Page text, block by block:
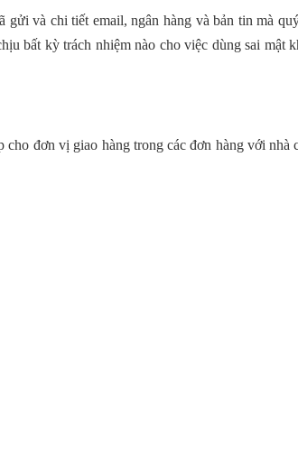
gửi và chi tiết email, ngân hàng và bản tin mà
bất kỳ trách nhiệm nào cho việc dùng sai mật
cho đơn vị giao hàng trong các đơn hàng với nhà